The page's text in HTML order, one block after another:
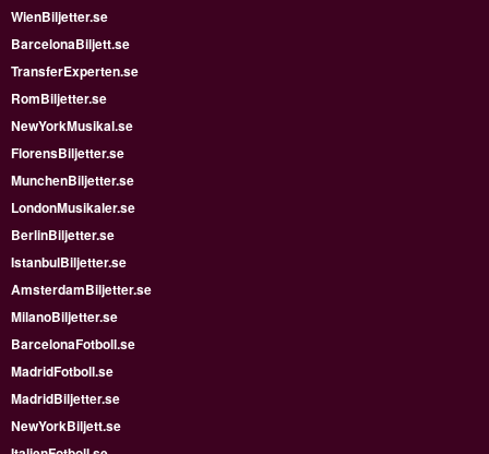
WienBiljetter.se
BarcelonaBiljett.se
TransferExperten.se
RomBiljetter.se
NewYorkMusikal.se
FlorensBiljetter.se
MunchenBiljetter.se
LondonMusikaler.se
BerlinBiljetter.se
IstanbulBiljetter.se
AmsterdamBiljetter.se
MilanoBiljetter.se
BarcelonaFotboll.se
MadridFotboll.se
MadridBiljetter.se
NewYorkBiljett.se